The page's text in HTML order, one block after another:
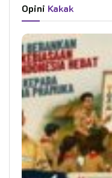
Opini Kakak